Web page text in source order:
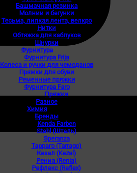
Башмачная резинка
Молнии и бегунки
Тесьма, липкая лента, велкро
Нитки
Обтяжка для каблуков
Шнурки
Фурнитура
Фурнитура Frija
Колеса и ручки для чемоданов
Пряжки для обуви
Ременные пряжки
Фурнитура Faro
Пряжки
Разное
Химия
Бренды
Kenda Farben
Stahl (Шталь)
Speranza
Тарраго (Tarrago)
Кезал (Kezal)
Рениа (Renia)
Рефлекс (Reflex)